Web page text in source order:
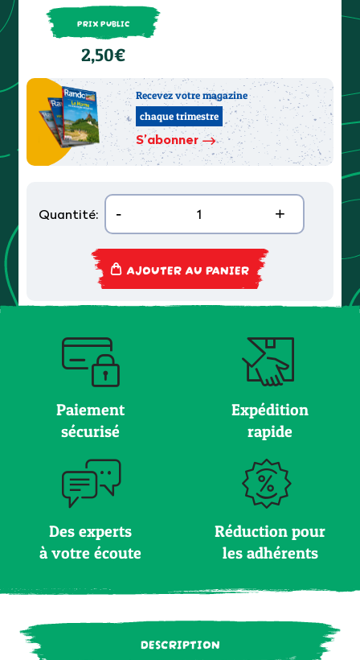
PRIX PUBLIC
2,50€
Recevez votre magazine
chaque trimestre
S’abonner
Quantité: - +
AJOUTER AU PANIER
Paiement
sécurisé
Expédition
rapide
Des experts
à votre écoute
Réduction pour
les adhérents
DESCRIPTION